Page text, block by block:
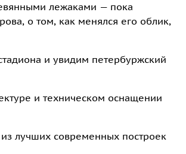
лежаками — пока
о том, как менялся его облик,
и увидим петербуржский
и техническом оснащении
лучших современных построек